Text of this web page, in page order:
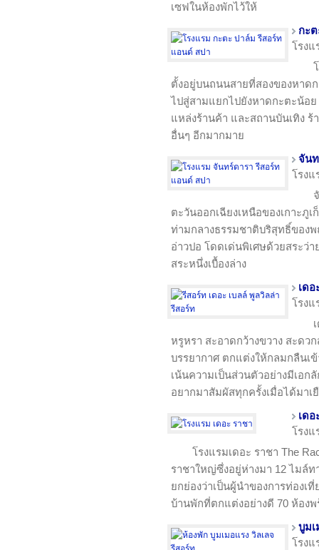
เซฟในห้องพักไว้ให้
กะ
โรง
ตั้งอยู่บนถนนสายที่สองของหาดก
ไปสู่สามแยกไปยังหาดกะตะน้อ
แหล่งร้านค้า และสถานบันเทิง
อื่นๆ อีกมากมาย
จัน
โรง
ตะวันออกเฉียงเหนือของเกาะภู
ท่ามกลางธรรมชาติบริสุทธิ์ของ
อ่าวปอ โดดเด่นพิเศษด้วยสระว่
สระหนึ่งเบื้องล่าง
เดอ
โรง
หรูหรา สะอาดกว้างขวาง สะดว
บรรยากาศ ตกแต่งให้กลมกลืนเ
เน้นความเป็นส่วนตัวอย่างมีเอ
อยากมาสัมผัสทุกครั้งเมื่อได้มาเ
เดอ
โรง
โรงแรมเดอะ ราชา The
ราชาใหญ่ซึ่งอยู่ห่างมา 12 ไมล์ท
ยกย่องว่าเป็นผู้นำของการท่องเ
บ้านพักที่ตกแต่งอย่างดี 70 ห้องพ
บูมเ
โรง